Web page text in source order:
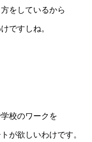
をしているから
ですしね。
校のワークを
が欲しいわけです。